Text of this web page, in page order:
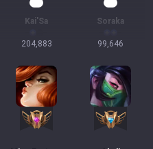
Kai'Sa
204,883
Soraka
99,646